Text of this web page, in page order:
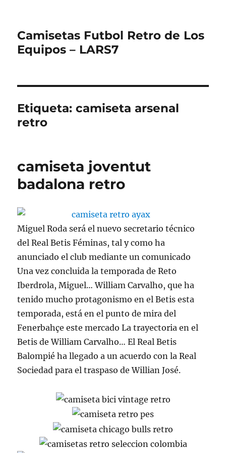
Camisetas Futbol Retro de Los
Equipos – LARS7
Etiqueta:camiseta arsenal
retro
camiseta joventut
badalona retro
Miguel Roda será el nuevo secretario técnico
del Real Betis Féminas, tal y como ha
anunciado el club mediante un comunicado
Una vez concluida la temporada de Reto
Iberdrola, Miguel… William Carvalho, que ha
tenido mucho protagonismo en el Betis esta
temporada, está en el punto de mira del
Fenerbahçe este mercado La trayectoria en el
Betis de William Carvalho… El Real Betis
Balompié ha llegado a un acuerdo con la Real
Sociedad para el traspaso de Willian José.